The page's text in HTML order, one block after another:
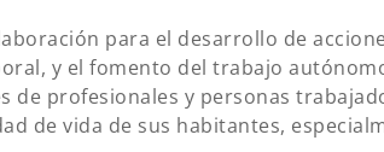
para el desarrollo de
y el fomento del trabajo
de profesionales y personas
de vida de sus habitantes,